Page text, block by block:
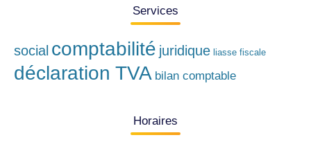
Services
social comptabilité juridique liasse fiscale
déclaration TVA bilan comptable
Horaires